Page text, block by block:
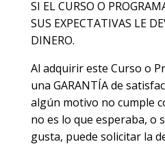
SI EL CURSO O
SUS EXPECTATIVAS LE
DINERO.
Al adquirir este Curso o
una GARANTÍA de
algún motivo no cumple
no es lo que esperaba, o
gusta, puede solicitar la